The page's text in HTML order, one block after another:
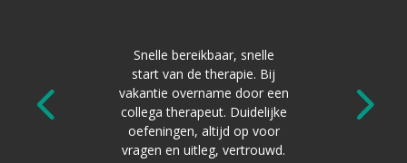
ik in de
Snelle bereikbaar, snelle
start van de therapie. Bij
vakantie overname door een
collega therapeut. Duidelijke
oefeningen, altijd op voor
vragen en uitleg, vertrouwd.